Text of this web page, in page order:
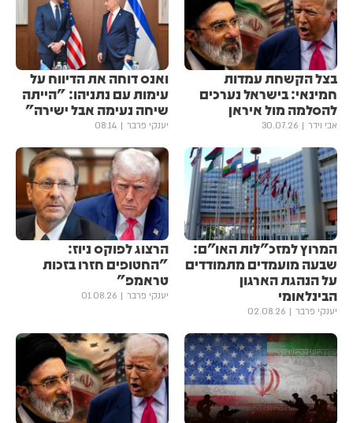
בצל הקשחת עמדות
חמינאי: בישראל נערכים
להסלמה מול איראן
אבי וידר 30.07.26
ואנס דוחה את הדיווח על
עימות עם נתניהו: "הייתה
שיחה נעימה אבל ישירה"
יענקי פרבר 08:14
המרוץ למזכ"לות האו"ם:
שבעה מועמדים מתמודדים
על הנהגת הארגון
הבינלאומי
יענקי פרבר 02.08.26
הרצוג לפוקס ניוז:
"החטופים חזרו בזכות
טראמפ"
יענקי פרבר 01.08.26